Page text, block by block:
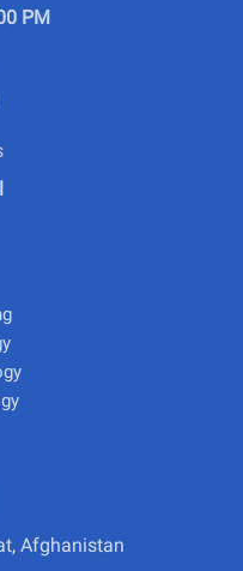
PM
Afghanistan